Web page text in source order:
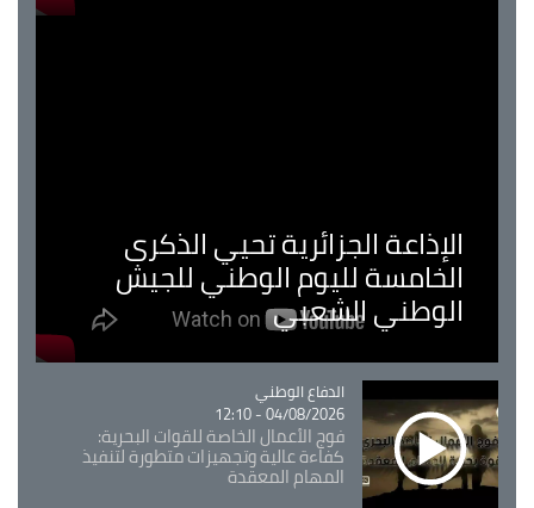
الإذاعة الجزائرية تحيي الذكرى
الخامسة لليوم الوطني للجيش
الوطني الشعبي
Catégorie
الدفاع الوطني
04/08/2026 - 12:10
فوج الأعمال الخاصة للقوات البحرية:
كفاءة عالية وتجهيزات متطورة لتنفيذ
المهام المعقدة